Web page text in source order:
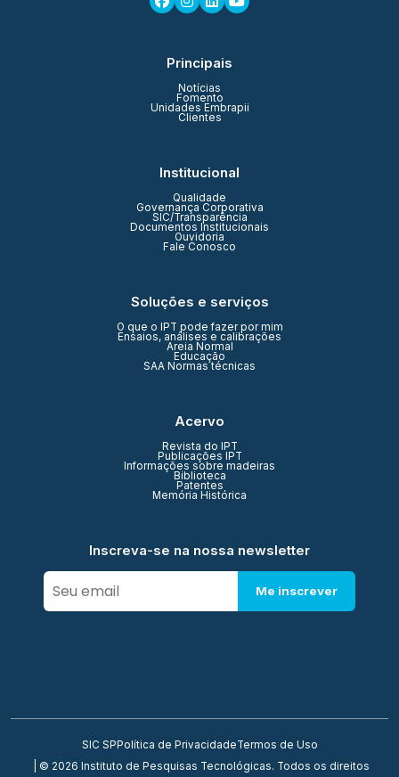
Principais
Notícias
Fomento
Unidades Embrapii
Clientes
Institucional
Qualidade
Governança Corporativa
SIC/Transparência
Documentos Institucionais
Ouvidoria
Fale Conosco
Soluções e serviços
O que o IPT pode fazer por mim
Ensaios, análises e calibrações
Areia Normal
Educação
SAA Normas técnicas
Acervo
Revista do IPT
Publicações IPT
Informações sobre madeiras
Biblioteca
Patentes
Memória Histórica
Inscreva-se na nossa newsletter
Me inscrever
SIC SP Política de PrivacidadeTermos de Uso
| © 2026 Instituto de Pesquisas Tecnológicas. Todos os direitos